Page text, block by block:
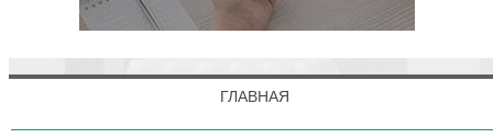
ГЛАВНАЯ